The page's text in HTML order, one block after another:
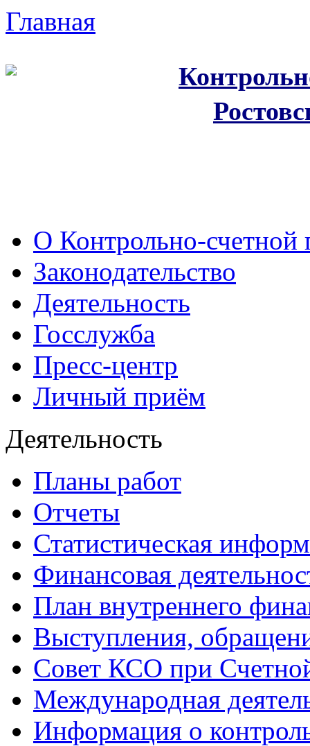
Главная
О Контрольно-счетной
Законодательство
Деятельность
Госслужба
Пресс-центр
Личный приём
Деятельность
Планы работ
Отчеты
Статистическая
Финансовая
План внутреннего
Выступления,
Совет КСО при
Международная
Информация о